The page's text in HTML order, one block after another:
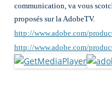
communication, va vous
proposés sur la AdobeTV.
http://www.adobe.com/
http://www.adobe.com/